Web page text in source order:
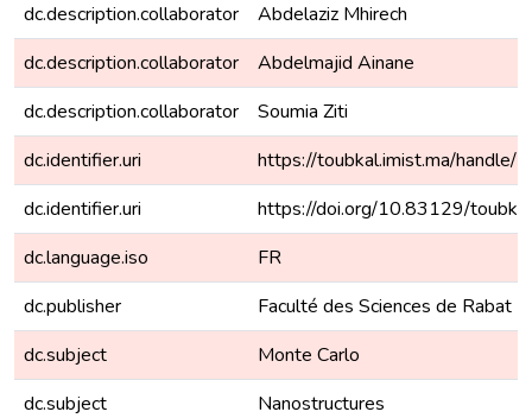
dc.description.collaborator
Abdelaziz Mhirech
dc.description.collaborator
Abdelmajid Ainane
dc.description.collaborator
Soumia Ziti
dc.identifier.uri
https://toubkal.imist.ma/
dc.identifier.uri
https://doi.org/10.83129/
dc.language.iso
FR
dc.publisher
Faculté des Sciences de Rabat
dc.subject
Monte Carlo
dc.subject
Nanostructures